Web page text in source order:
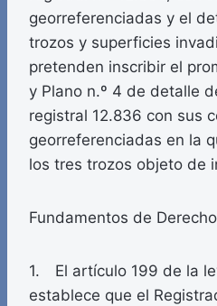
georreferenciadas y el
trozos y superficies
pretenden inscribir el
y Plano n.º 4 de detalle
registral 12.836 con sus
georreferenciadas en la
los tres trozos objeto de
Fundamentos de
1. El artículo 199 de la
establece que el